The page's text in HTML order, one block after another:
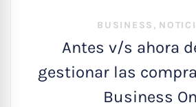
BUSINESS ,
Antes v/s ahora
gestionar las
Business